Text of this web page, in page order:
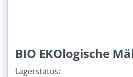
BIO EKOlogische
Lagerstatus: